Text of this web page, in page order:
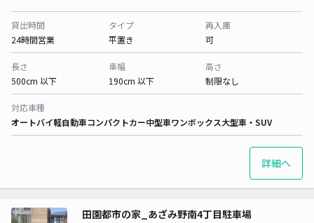
貸出時間
24時間営業
タイプ
平置き
再入庫
可
長さ
500cm 以下
車幅
190cm 以下
高さ
制限なし
対応車種
オートバイ軽自動車コンパクトカー中型車ワンボックス大型車・SUV
詳細へ
田園都市の家_あざみ野南4丁目駐車場